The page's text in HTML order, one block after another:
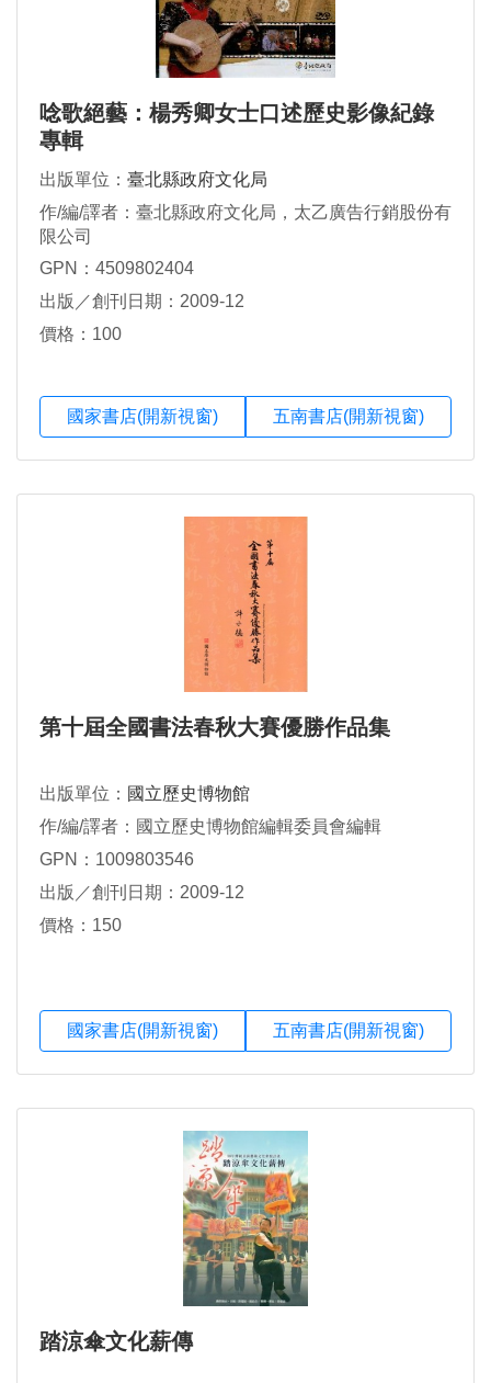
唸歌絕藝：楊秀卿女士口述歷史影像紀錄
專輯
出版單位： 臺北縣政府文化局
作/編/譯者：臺北縣政府文化局，太乙廣告行銷股份有
限公司
GPN：4509802404
出版／創刊日期：2009-12
價格：100
國家書店(開新視窗) 五南書店(開新視窗)
第十屆全國書法春秋大賽優勝作品集
出版單位： 國立歷史博物館
作/編/譯者：國立歷史博物館編輯委員會編輯
GPN：1009803546
出版／創刊日期：2009-12
價格：150
國家書店(開新視窗) 五南書店(開新視窗)
踏涼傘文化薪傳